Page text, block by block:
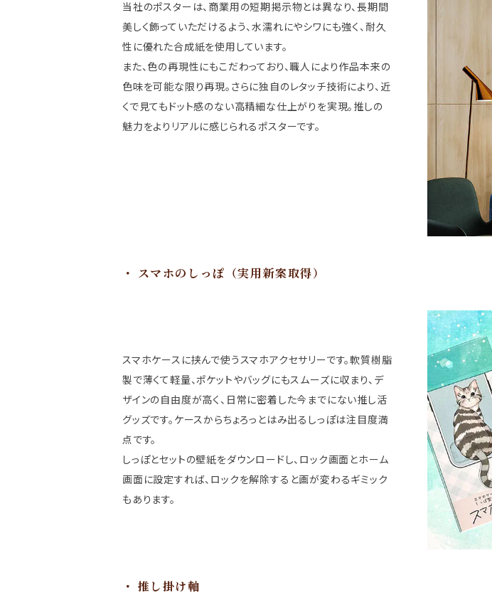
当社のポスターは、商業用の短期掲示物とは異なり、長期間
美しく飾っていただけるよう、水濡れにやシワにも強く、耐久
性に優れた合成紙を使用しています。
また、色の再現性にもこだわっており、職人により作品本来の
色味を可能な限り再現。さらに独自のレタッチ技術により、近
くで見てもドット感のない高精細な仕上がりを実現。推しの
魅力をよりリアルに感じられるポスターです。
スマホのしっぽ（実用新案取得）
スマホケースに挟んで使うスマホアクセサリーです。軟質樹脂
製で薄くて軽量、ポケットやバッグにもスムーズに収まり、デ
ザインの自由度が高く、日常に密着した今までにない推し活
グッズです。ケースからちょろっとはみ出るしっぽは注目度満
点です。
しっぽとセットの壁紙をダウンロードし、ロック画面とホーム
画面に設定すれば、ロックを解除すると画が変わるギミック
もあります。
推し掛け軸